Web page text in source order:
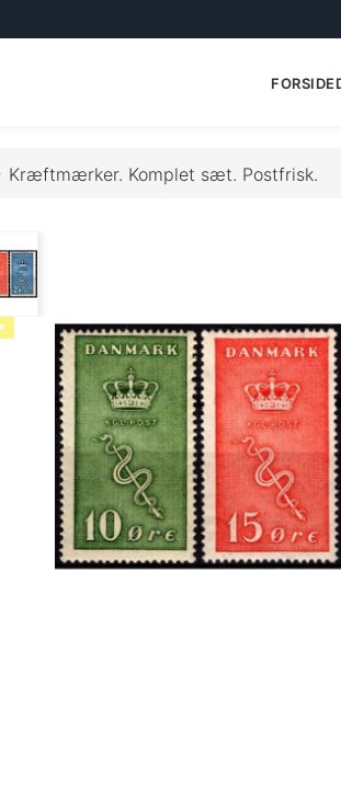
FORSIDE
Kræftmærker. Komplet sæt. Postfrisk.